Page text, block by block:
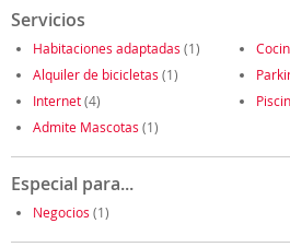
Servicios
Habitaciones adaptadas (1)
Alquiler de bicicletas (1)
Internet(4)
Admite Mascotas (1)
Especial para...
Negocios (1)